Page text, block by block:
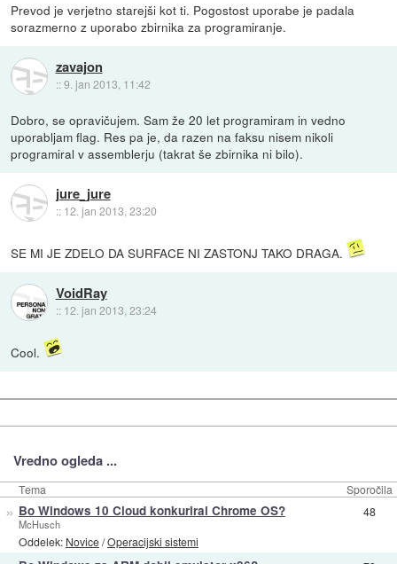
Prevod je verjetno starejši kot ti. Pogostost uporabe je padala
sorazmerno z uporabo zbirnika za programiranje.
zavajon
::9. jan 2013, 11:42
Dobro, se opravičujem. Sam že 20 let programiram in vedno
uporabljam flag. Res pa je, da razen na faksu nisem nikoli
programiral v assemblerju (takrat še zbirnika ni bilo).
jure_jure
:: 12. jan 2013, 23:20
SE MI JE ZDELO DA SURFACE NI ZASTONJ TAKO DRAGA.
VoidRay
:: 12. jan 2013, 23:24
Cool.
Vredno ogleda ...
Tema Sporočila
» Bo Windows 10 Cloud konkuriral Chrome OS?
McHusch
Oddelek: Novice/Operacijski sistemi
48